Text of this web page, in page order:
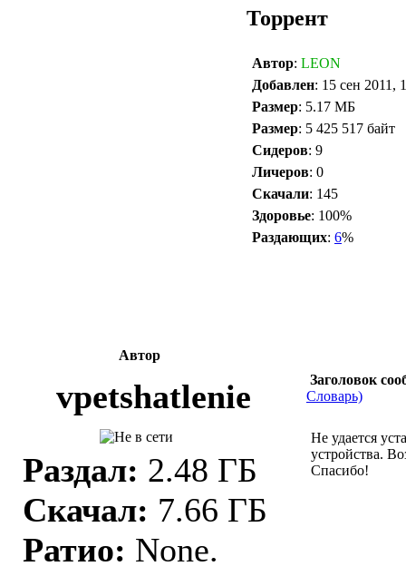
Торрент
Автор: LEON
Добавлен: 15 сен 2011,
Размер: 5.17 МБ
Размер: 5 425 517 байт
Сидеров: 9
Личеров: 0
Скачали: 145
Здоровье: 100%
Раздающих: 6%
Автор
vpetshatlenie
Заголовок
Словарь)
Раздал: 2.48 ГБ
Скачал: 7.66 ГБ
Ратио: None.
Не удается
устройства.
Спасибо!